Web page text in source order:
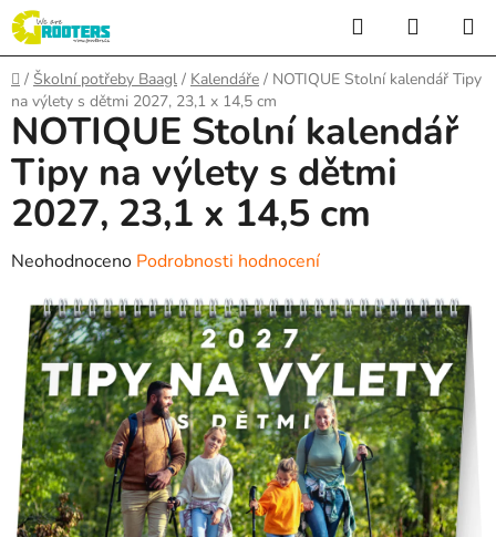
Přejít
na
obsah
Hledat
KOŠÍK
Domů
/ Školní potřeby Baagl / Kalendáře / NOTIQUE Stolní kalendář Tipy
na výlety s dětmi 2027, 23,1 x 14,5 cm
NOTIQUE Stolní kalendář
Tipy na výlety s dětmi
2027, 23,1 x 14,5 cm
Průměrné
produktu
0,0
hvězdiček.
Neohodnoceno Podrobnosti hodnocení